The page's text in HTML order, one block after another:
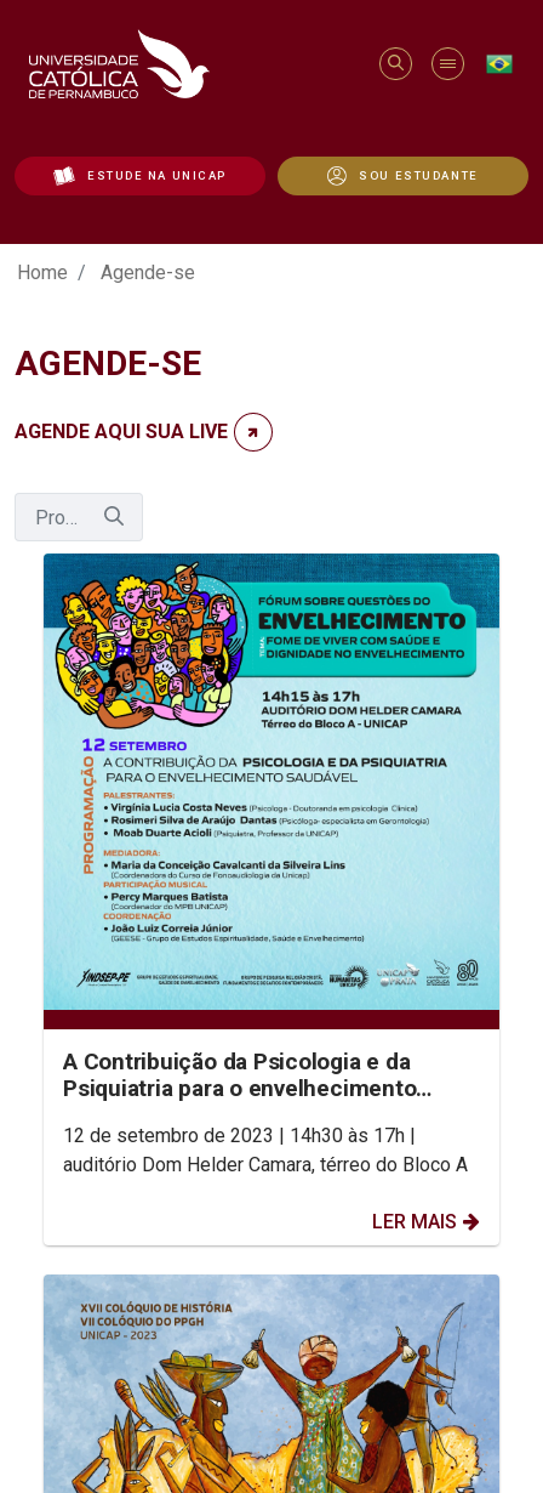
ESTUDE NA UNICAP SOU ESTUDANTE
Agende-se - Unicap
Home Agende-se
AGENDE-SE
AGENDE AQUI SUA LIVE
A Contribuição da Psicologia e da
Psiquiatria para o envelhecimento
12 de setembro de 2023 | 14h30 às 17h |
auditório Dom Helder Camara, térreo do Bloco A
LER MAIS